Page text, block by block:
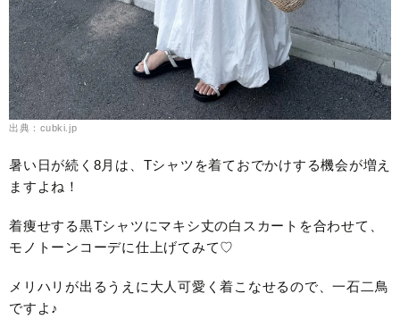
出典：cubki.jp
暑い日が続く8月は、Tシャツを着ておでかけする機会が増え
ますよね！
着痩せする黒Tシャツにマキシ丈の白スカートを合わせて、
モノトーンコーデに仕上げてみて♡
メリハリが出るうえに大人可愛く着こなせるので、一石二鳥
ですよ♪